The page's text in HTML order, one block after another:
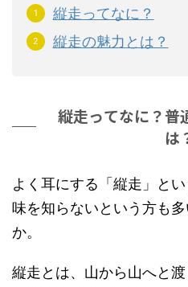
縦走ってなに？
縦走の魅力とは？
縦走ってなに？普
は
よく耳にする「縦走」と
味を知らないという方も
か。
縦走とは、山から山へと